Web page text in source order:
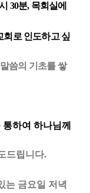
30분, 목회실에
회로 인도하고 싶
씀의 기초를 쌓
하여 하나님께
드립니다.
는 금요일 저녁